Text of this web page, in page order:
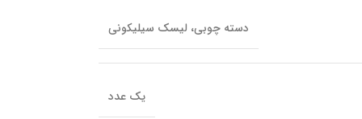
دسته چوبی، لیسک سیلیکونی
یک عدد